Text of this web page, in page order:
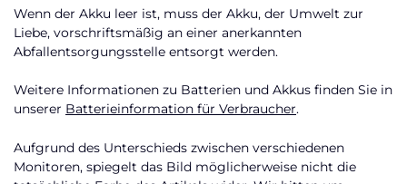
Wenn der Akku leer ist, muss der Akku, der Umwelt zur
Liebe, vorschriftsmäßig an einer anerkannten
Abfallentsorgungsstelle entsorgt werden.
Weitere Informationen zu Batterien und Akkus finden Sie in
unserer Batterieinformation für Verbraucher.
Aufgrund des Unterschieds zwischen verschiedenen
Monitoren, spiegelt das Bild möglicherweise nicht die